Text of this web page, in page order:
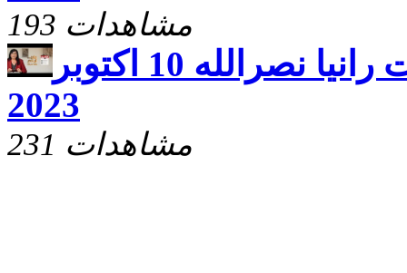
193 مشاهدات
يارب ارحم مع الاخت رانيا نصرالله 10 اكتوبر
2023
231 مشاهدات